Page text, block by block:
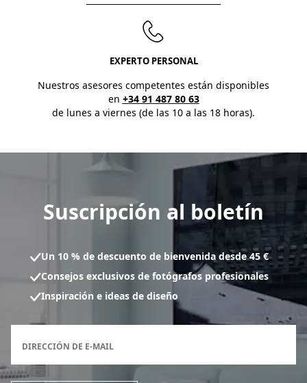
EXPERTO PERSONAL
Nuestros asesores competentes están disponibles
en +34 91 487 80 63
de lunes a viernes (de las 10 a las 18 horas).
Suscripción al boletín
Un 10 % de descuento de bienvenida desde 45 €
Consejos exclusivos de fotógrafos profesionales
Inspiración e ideas de diseño
DIRECCIÓN DE E-MAIL